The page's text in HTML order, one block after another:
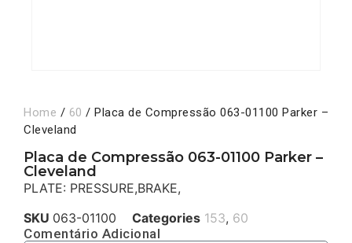
Home / 60 / Placa de Compressão 063-01100 Parker –
Cleveland
Placa de Compressão 063-01100 Parker –
Cleveland
PLATE: PRESSURE,BRAKE,
SKU 063-01100 Categories 153, 60
Comentário Adicional